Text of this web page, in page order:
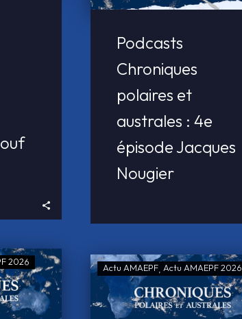
Podcasts
Chroniques
polaires et
australes : 4e
épisode Jacques
Nougier
2026 Actu AMAEPF Actu AMAEPF 2026